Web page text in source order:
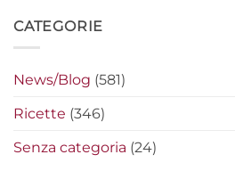
leggere
e
la
famiglia
CATEGORIE
News/Blog (581)
Ricette (346)
Senza categoria (24)